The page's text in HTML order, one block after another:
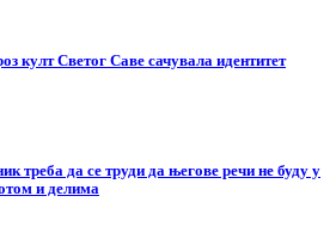
култ Светог Саве сачувала идентитет
треба да се труди да његове речи не буду у
и делима